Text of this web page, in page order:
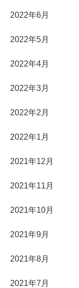
2022年6月
2022年5月
2022年4月
2022年3月
2022年2月
2022年1月
2021年12月
2021年11月
2021年10月
2021年9月
2021年8月
2021年7月